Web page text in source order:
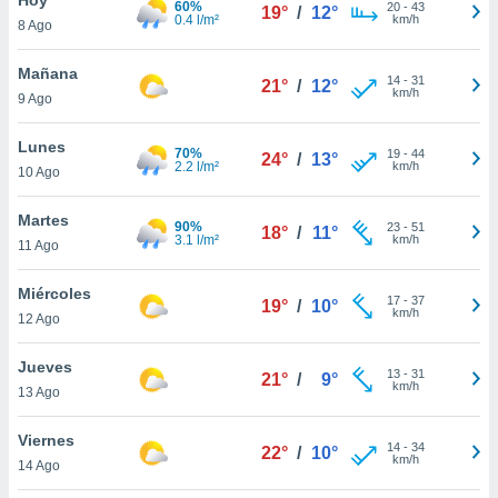
en
más
nuestra
de
cookies
aceptar
8 Ago
60%
0.4 l/m²
19° / 12° 20- 43
km/h
Mañana
9 Ago
21° / 12° 14- 31
km/h
Lunes
10 Ago
70%
2.2 l/m²
24° / 13° 19- 44
km/h
Martes
11 Ago
90%
3.1 l/m²
18° / 11° 23- 51
km/h
Miércoles
12 Ago
19° / 10° 17- 37
km/h
Jueves
13 Ago
21° / 9° 13- 31
km/h
Viernes
14 Ago
22° / 10° 14- 34
km/h